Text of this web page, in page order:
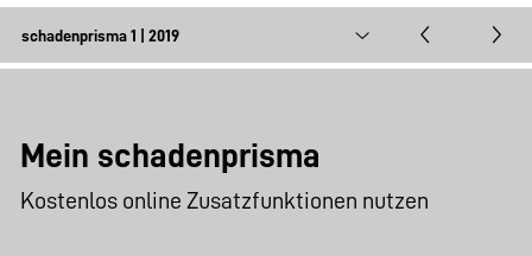
Mein schadenprisma
Kostenlos online Zusatzfunktionen nutzen